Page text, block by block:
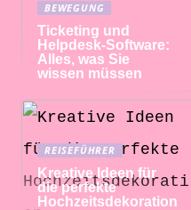
BEWEGUNG
Ticketing und
Helpdesk-Software:
Alles, was Sie
wissen müssen
REISEFÜHRER
Kreative Ideen für
die perfekte
Hochzeitsdekoration